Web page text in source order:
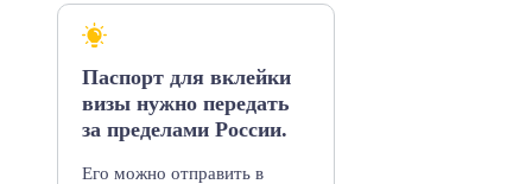
Паспорт для вклейки
визы нужно передать
за пределами России.
Его можно отправить в